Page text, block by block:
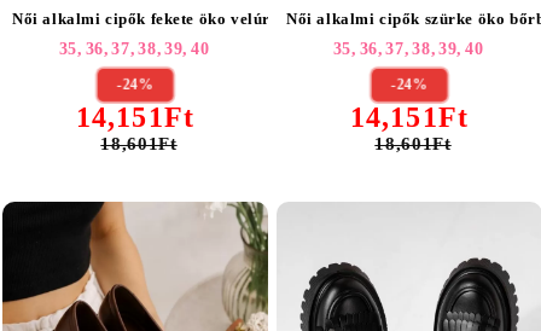
Női alkalmi cipők fekete öko velúrból készült Naira #25514
35, 36, 37, 38, 39, 40
-24%
14,151Ft
18,601Ft
Női alkalmi cipők szürke öko
35, 36, 37, 38, 39, 40
-24%
14,151Ft
18,601Ft